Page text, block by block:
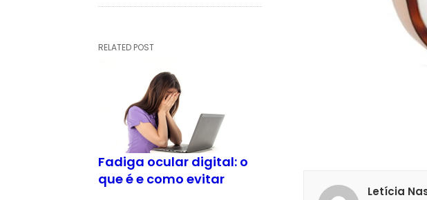
Letícia
RELATED POST
Fadiga ocular digital: o
que é e como evitar